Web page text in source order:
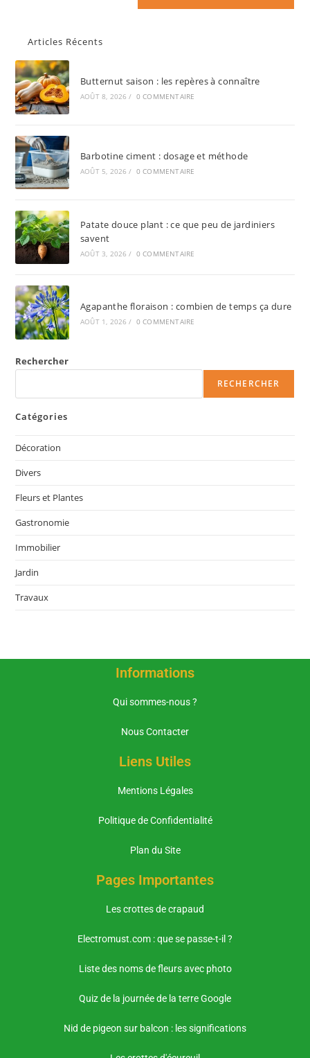
Articles Récents
Butternut saison : les repères à connaître
AOÛT 8, 2026 / 0 COMMENTAIRE
Barbotine ciment : dosage et méthode
AOÛT 5, 2026 / 0 COMMENTAIRE
Patate douce plant : ce que peu de jardiniers
savent
AOÛT 3, 2026 / 0 COMMENTAIRE
Agapanthe floraison : combien de temps ça dure
AOÛT 1, 2026 / 0 COMMENTAIRE
Rechercher
RECHERCHER
Catégories
Décoration
Divers
Fleurs et Plantes
Gastronomie
Immobilier
Jardin
Travaux
Informations
Qui sommes-nous ?
Nous Contacter
Liens Utiles
Mentions Légales
Politique de Confidentialité
Plan du Site
Pages Importantes
Les crottes de crapaud
Electromust.com : que se passe-t-il ?
Liste des noms de fleurs avec photo
Quiz de la journée de la terre Google
Nid de pigeon sur balcon : les significations